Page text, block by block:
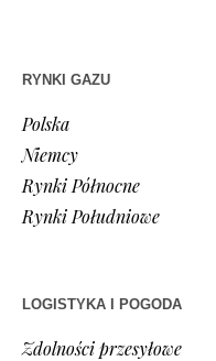
RYNKI GAZU
Polska
Niemcy
Rynki Północne
Rynki Południowe
LOGISTYKA I POGODA
Zdolności przesyłowe